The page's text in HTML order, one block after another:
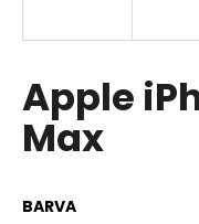
Apple
Max
BARVA
í
t
?